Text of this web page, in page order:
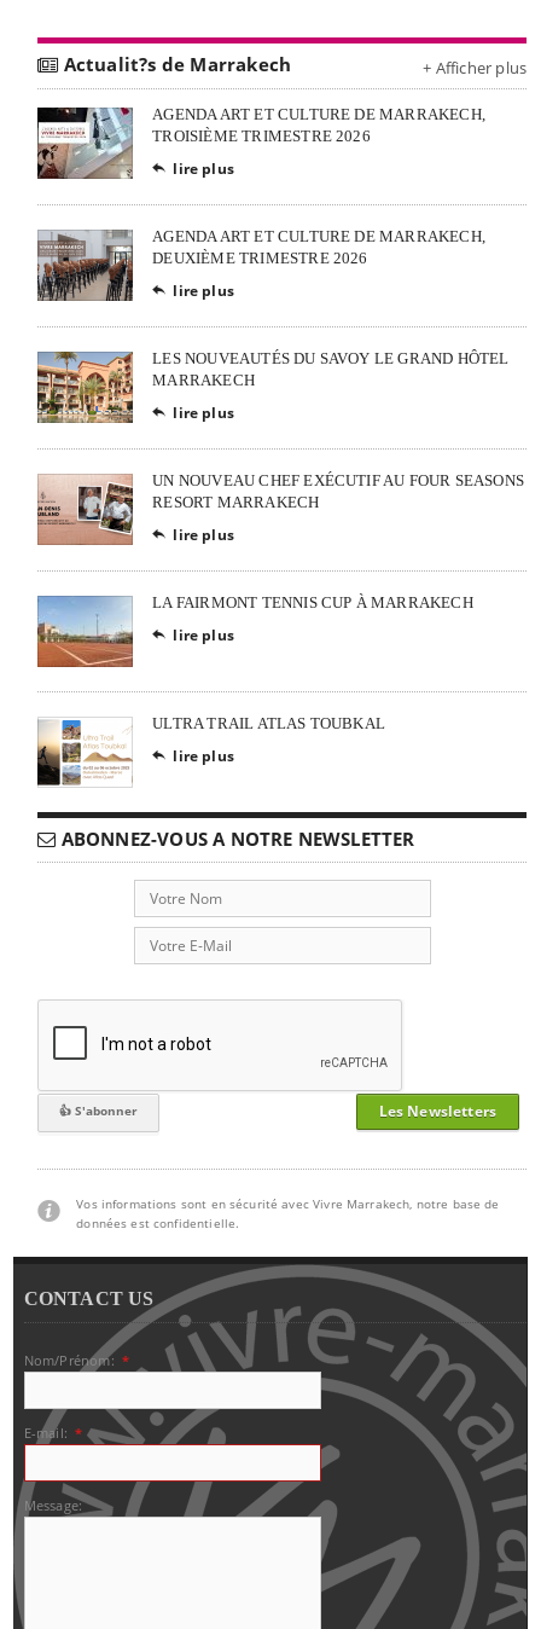
Actualit?s de Marrakech + Afficher plus
AGENDA ART ET CULTURE DE MARRAKECH,
TROISIÈME TRIMESTRE 2026
 lire plus
AGENDA ART ET CULTURE DE MARRAKECH,
DEUXIÈME TRIMESTRE 2026
 lire plus
LES NOUVEAUTÉS DU SAVOY LE GRAND HÔTEL
MARRAKECH
 lire plus
UN NOUVEAU CHEF EXÉCUTIF AU FOUR SEASONS
RESORT MARRAKECH
 lire plus
LA FAIRMONT TENNIS CUP À MARRAKECH
 lire plus
ULTRA TRAIL ATLAS TOUBKAL
 lire plus
ABONNEZ-VOUS A NOTRE NEWSLETTER
Les Newsletters
Vos informations sont en sécurité avec Vivre Marrakech, notre base de
données est confidentielle.
CONTACT US
Nom/Prénom: *
E-mail: *
Message: